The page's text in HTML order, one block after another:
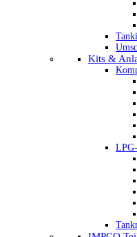
Kits &